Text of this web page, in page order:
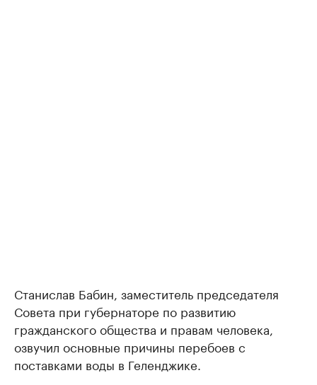
Станислав Бабин, заместитель председателя
Совета при губернаторе по развитию
гражданского общества и правам человека,
озвучил основные причины перебоев с
поставками воды в Геленджике.